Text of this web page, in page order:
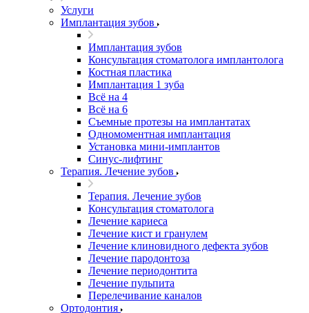
Услуги
Имплантация зубов
Имплантация зубов
Консультация стоматолога имплантолога
Костная пластика
Имплантация 1 зуба
Всё на 4
Всё на 6
Съемные протезы на имплантатах
Одномоментная имплантация
Установка мини-имплантов
Синус-лифтинг
Терапия. Лечение зубов
Терапия. Лечение зубов
Консультация стоматолога
Лечение кариеса
Лечение кист и гранулем
Лечение клиновидного дефекта зубов
Лечение пародонтоза
Лечение периодонтита
Лечение пульпита
Перелечивание каналов
Ортодонтия